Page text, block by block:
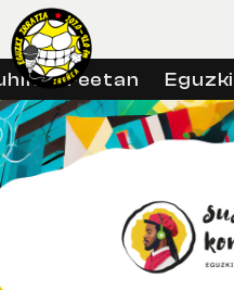
libreetan